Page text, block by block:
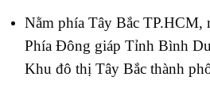
Nằm phía Tây Bắc TP.HCM,
Phía Đông giáp Tỉnh Bình
Khu đô thị Tây Bắc thành